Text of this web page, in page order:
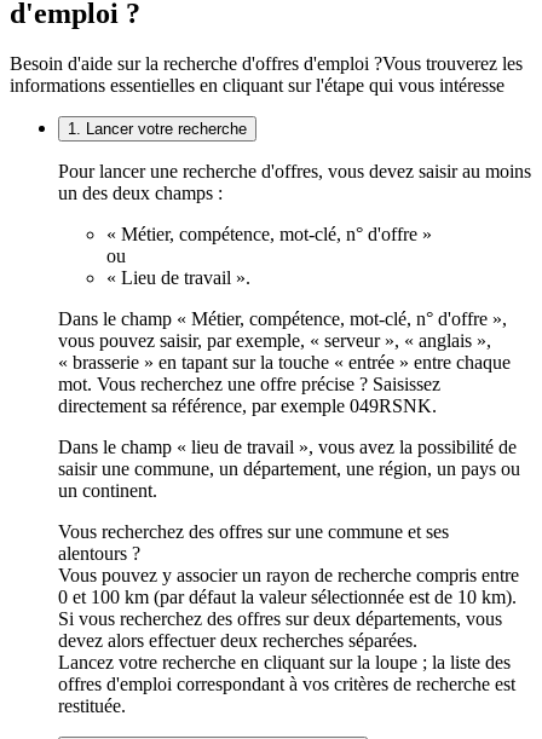
d'emploi ?
Besoin d'aide sur la recherche d'offres d'emploi ?Vous trouverez les
informations essentielles en cliquant sur l'étape qui vous intéresse
1. Lancer votre recherche
Pour lancer une recherche d'offres, vous devez saisir au moins
un des deux champs :
« Métier, compétence, mot-clé, n° d'offre »
ou
« Lieu de travail ».
Dans le champ « Métier, compétence, mot-clé, n° d'offre »,
vous pouvez saisir, par exemple, « serveur », « anglais »,
« brasserie » en tapant sur la touche « entrée » entre chaque
mot. Vous recherchez une offre précise ? Saisissez
directement sa référence, par exemple 049RSNK.
Dans le champ « lieu de travail », vous avez la possibilité de
saisir une commune, un département, une région, un pays ou
un continent.
Vous recherchez des offres sur une commune et ses
alentours ?
Vous pouvez y associer un rayon de recherche compris entre
0 et 100 km (par défaut la valeur sélectionnée est de 10 km).
Si vous recherchez des offres sur deux départements, vous
devez alors effectuer deux recherches séparées.
Lancez votre recherche en cliquant sur la loupe ; la liste des
offres d'emploi correspondant à vos critères de recherche est
restituée.